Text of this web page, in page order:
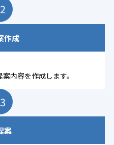
作成
内容を作成します。
案